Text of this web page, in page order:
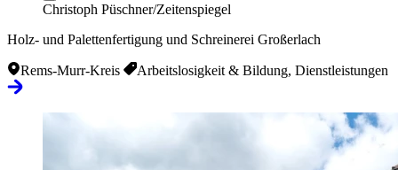
Christoph Püschner/Zeitenspiegel
Holz- und Palettenfertigung und Schreinerei Großerlach
Rems-Murr-Kreis Arbeitslosigkeit & Bildung, Dienstleistungen